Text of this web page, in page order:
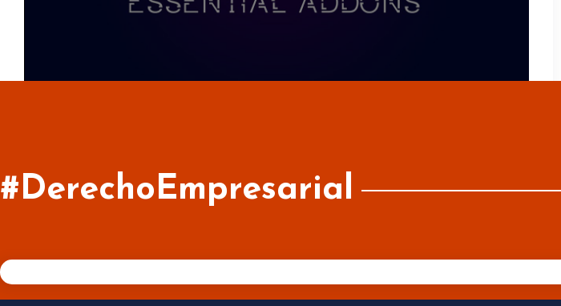
#DerechoEmpresarial